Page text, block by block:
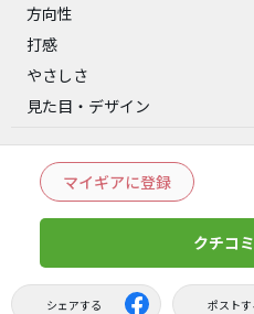
方向性
打感
やさしさ
見た目・デザイン
マイギアに登録
クチコ
シェアする ポストす